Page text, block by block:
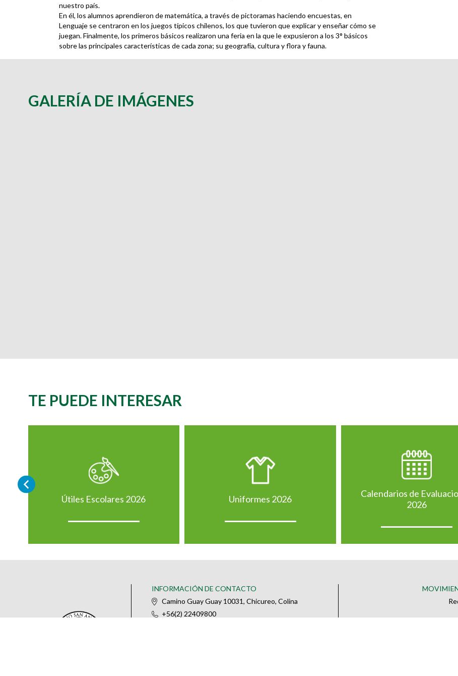
nuestro país.
En él, los alumnos aprendieron de matemática, a través de pictoramas haciendo encuestas, en
Lenguaje se centraron en los juegos típicos chilenos, los que tuvieron que explicar y enseñar cómo se
juegan. Finalmente, los primeros básicos realizaron una feria en la que le expusieron a los 3° básicos
sobre las principales características de cada zona; su geografía, cultura y flora y fauna.
GALERÍA DE IMÁGENES
TE PUEDE INTERESAR
Útiles Escolares 2026 Uniformes 2026
Calendarios de
2026
INFORMACIÓN DE CONTACTO
Camino Guay Guay 10031, Chicureo, Colina
+56(2) 22409800